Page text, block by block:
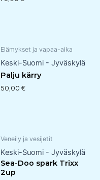
Elämykset ja vapaa-aika
Keski-Suomi - Jyväskylä
Palju kärry
50,00 €
Veneily ja vesijetit
Keski-Suomi - Jyväskylä
Sea-Doo spark Trixx
2up